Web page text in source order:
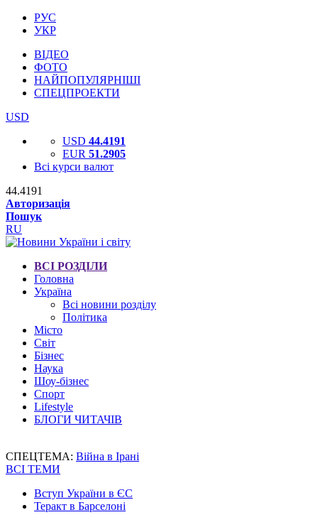
РУС
УКР
ВІДЕО
ФОТО
НАЙПОПУЛЯРНІШІ
СПЕЦПРОЕКТИ
USD
USD 44.4191
EUR 51.2905
Всі курси валют
44.4191
Авторизація
Пошук
RU
ВСІ РОЗДІЛИ
Головна
Україна
Всі новини розділу
Політика
Місто
Світ
Бізнес
Наука
Шоу-бізнес
Спорт
Lifestyle
БЛОГИ ЧИТАЧІВ
СПЕЦТЕМА: Війна в Ірані
ВСІ ТЕМИ
Вступ України в ЄС
Теракт в Барселоні